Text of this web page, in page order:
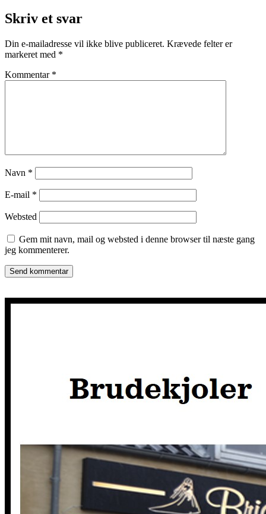
Skriv et svar
Din e-mailadresse vil ikke blive publiceret. Krævede felter er
markeret med *
Kommentar *
Navn *
E-mail *
Websted
Gem mit navn, mail og websted i denne browser til næste gang
jeg kommenterer.